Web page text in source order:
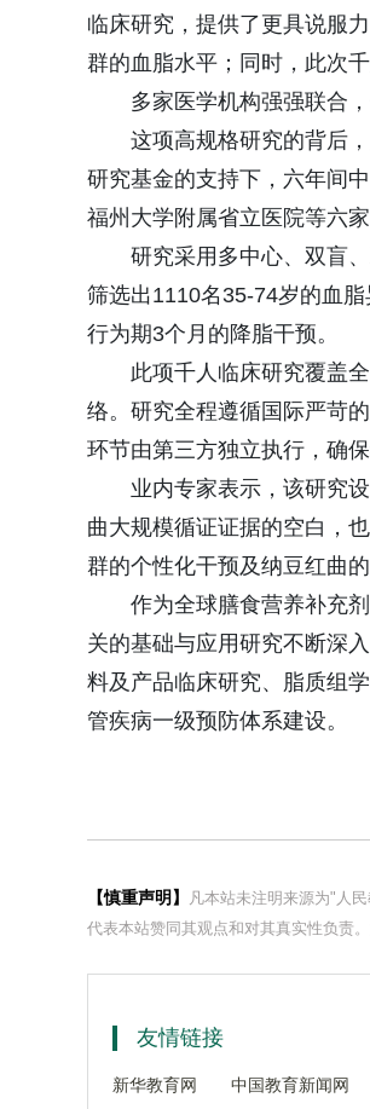
临床研究，提供了更具说服
群的血脂水平；同时，此次
多家医学机构强强联合
这项高规格研究的背后
研究基金的支持下，六年间
福州大学附属省立医院等六
研究采用多中心、双盲
筛选出1110名35-74岁的血
行为期3个月的降脂干预。
此项千人临床研究覆盖
络。研究全程遵循国际严苛
环节由第三方独立执行，确保
业内专家表示，该研究
曲大规模循证证据的空白，
群的个性化干预及纳豆红曲
作为全球膳食营养补充
关的基础与应用研究不断深
料及产品临床研究、脂质组
管疾病一级预防体系建设。
【慎重声明】
凡本站未注明来源为"人
代表本站赞同其观点和对其真实性负责
友情链接
新华教育网 中国教育新闻网